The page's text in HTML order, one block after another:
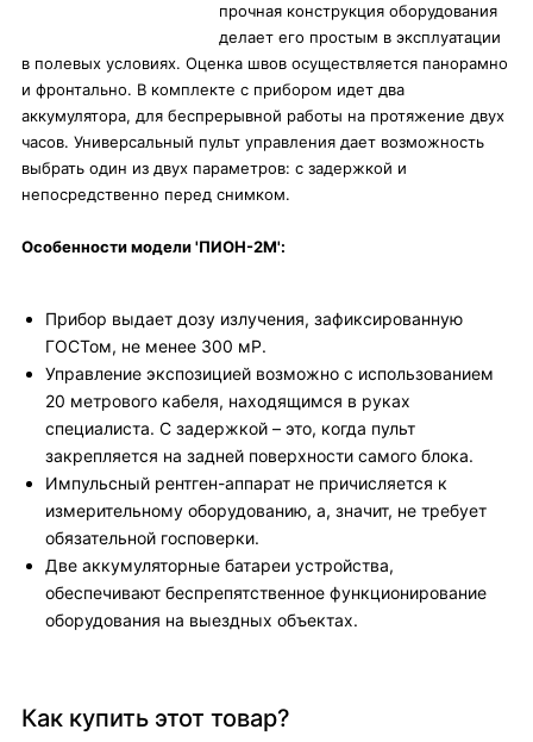
прочная конструкция оборудования
делает его простым в эксплуатации
в полевых условиях. Оценка швов осуществляется панорамно
и фронтально. В комплекте с прибором идет два
аккумулятора, для беспрерывной работы на протяжение двух
часов. Универсальный пульт управления дает возможность
выбрать один из двух параметров: с задержкой и
непосредственно перед снимком.
Особенности модели 'ПИОН-2М':
Прибор выдает дозу излучения, зафиксированную
ГОСТом, не менее 300 мР.
Управление экспозицией возможно с использованием
20 метрового кабеля, находящимся в руках
специалиста. С задержкой – это, когда пульт
закрепляется на задней поверхности самого блока.
Импульсный рентген-аппарат не причисляется к
измерительному оборудованию, а, значит, не требует
обязательной госповерки.
Две аккумуляторные батареи устройства,
обеспечивают беспрепятственное функционирование
оборудования на выездных объектах.
Как купить этот товар?